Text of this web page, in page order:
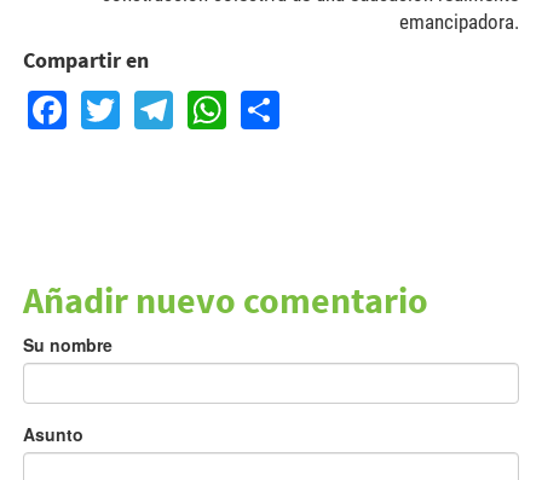
emancipadora.
Compartir en
Facebook
TwitterTelegram
WhatsApp
Share
Añadir nuevo comentario
Su nombre
Asunto